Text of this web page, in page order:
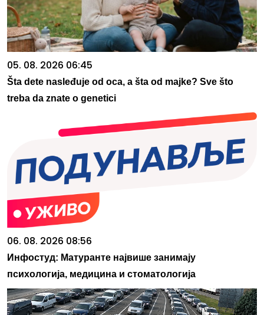
05. 08. 2026 06:45
Šta dete nasleđuje od oca, a šta od majke? Sve što
treba da znate o genetici
06. 08. 2026 08:56
Инфостуд: Матуранте највише занимају
психологија, медицина и стоматологија